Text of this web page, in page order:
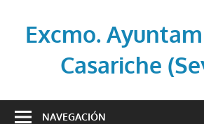
contenidoExcmo.
Casariche
oficialNAVEGACIÓN